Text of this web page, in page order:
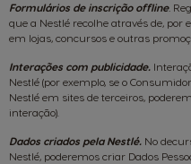
Formulários de inscrição offline.
que a Nestlé recolhe através de, por
em lojas, concursos e outras
Interações com publicidade.
Nestlé (por exemplo, se o
Nestlé em sites de terceiros,
interação).
Dados criados pela Nestlé. No
Nestlé, poderemos criar Dados